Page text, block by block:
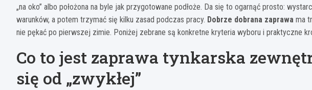
„na oko” albo położona na byle jak przygotowane podłoże. Da się to ogarnąć prosto:
warunków, a potem trzymać się kilku zasad podczas pracy. Dobrze dobrana zaprawa ma
nie pękać po pierwszej zimie. Poniżej zebrane są konkretne kryteria wyboru i praktyczne
Co to jest zaprawa tynkarska
się od „zwykłej”